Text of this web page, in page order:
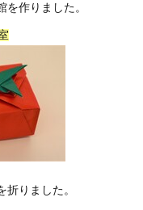
作りました。
りました。